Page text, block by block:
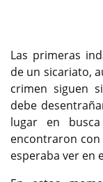
Las primeras
de un sicariato,
crimen siguen
debe
lugar en
encontraron
esperaba ver en